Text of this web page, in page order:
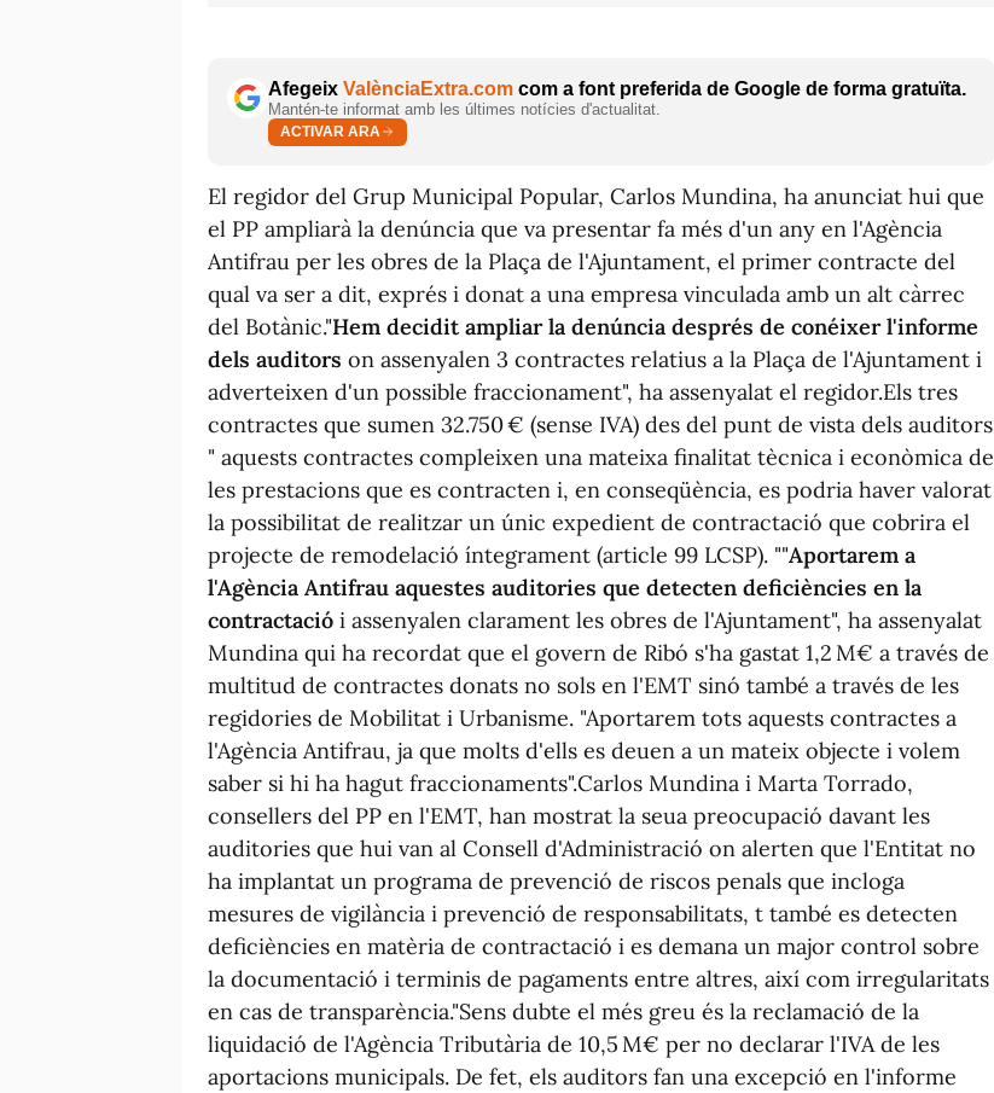
Afegeix ValènciaExtra.com com a font preferida de Google de forma gratuïta.
Mantén-te informat amb les últimes notícies d'actualitat.
ACTIVAR ARA
El regidor del Grup Municipal Popular, Carlos Mundina, ha anunciat hui que
el PP ampliarà la denúncia que va presentar fa més d'un any en l'Agència
Antifrau per les obres de la Plaça de l'Ajuntament, el primer contracte del
qual va ser a dit, exprés i donat a una empresa vinculada amb un alt càrrec
del Botànic."Hem decidit ampliar la denúncia després de conéixer l'informe
dels auditors on assenyalen 3 contractes relatius a la Plaça de l'Ajuntament i
adverteixen d'un possible fraccionament", ha assenyalat el regidor.Els tres
contractes que sumen 32.750 € (sense IVA) des del punt de vista dels auditors
" aquests contractes compleixen una mateixa finalitat tècnica i econòmica de
les prestacions que es contracten i, en conseqüència, es podria haver valorat
la possibilitat de realitzar un únic expedient de contractació que cobrira el
projecte de remodelació íntegrament (article 99 LCSP). ""Aportarem a
l'Agència Antifrau aquestes auditories que detecten deficiències en la
contractació i assenyalen clarament les obres de l'Ajuntament", ha assenyalat
Mundina qui ha recordat que el govern de Ribó s'ha gastat 1,2 M€ a través de
multitud de contractes donats no sols en l'EMT sinó també a través de les
regidories de Mobilitat i Urbanisme. "Aportarem tots aquests contractes a
l'Agència Antifrau, ja que molts d'ells es deuen a un mateix objecte i volem
saber si hi ha hagut fraccionaments".Carlos Mundina i Marta Torrado,
consellers del PP en l'EMT, han mostrat la seua preocupació davant les
auditories que hui van al Consell d'Administració on alerten que l'Entitat no
ha implantat un programa de prevenció de riscos penals que incloga
mesures de vigilància i prevenció de responsabilitats, t també es detecten
deficiències en matèria de contractació i es demana un major control sobre
la documentació i terminis de pagaments entre altres, així com irregularitats
en cas de transparència."Sens dubte el més greu és la reclamació de la
liquidació de l'Agència Tributària de 10,5 M€ per no declarar l'IVA de les
aportacions municipals. De fet, els auditors fan una excepció en l'informe